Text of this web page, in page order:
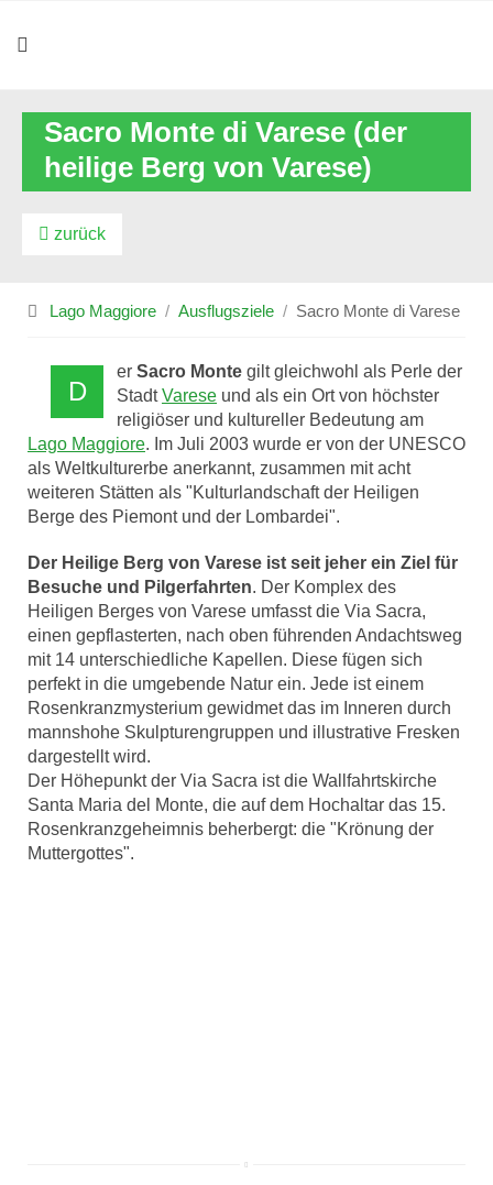
Sacro Monte di Varese (der
heilige Berg von Varese)
zurück
Lago Maggiore Ausflugsziele Sacro Monte di Varese
D
er Sacro Monte gilt gleichwohl als Perle der
StadtVarese und als ein Ort von höchster
religiöser und kultureller Bedeutung am
Lago Maggiore. Im Juli 2003 wurde er von der UNESCO
als Weltkulturerbe anerkannt, zusammen mit acht
weiteren Stätten als "Kulturlandschaft der Heiligen
Berge des Piemont und der Lombardei".
Der Heilige Berg von Varese ist seit jeher ein Ziel für
Besuche und Pilgerfahrten. Der Komplex des
Heiligen Berges von Varese umfasst die Via Sacra,
einen gepflasterten, nach oben führenden Andachtsweg
mit 14 unterschiedliche Kapellen. Diese fügen sich
perfekt in die umgebende Natur ein. Jede ist einem
Rosenkranzmysterium gewidmet das im Inneren durch
mannshohe Skulpturengruppen und illustrative Fresken
dargestellt wird.
Der Höhepunkt der Via Sacra ist die Wallfahrtskirche
Santa Maria del Monte, die auf dem Hochaltar das 15.
Rosenkranzgeheimnis beherbergt: die "Krönung der
Muttergottes".